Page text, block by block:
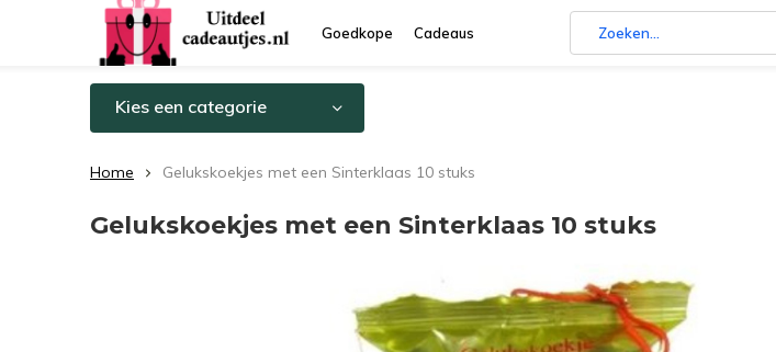
Goedkope Cadeaus
Kies een categorie
Home Gelukskoekjes met een Sinterklaas 10 stuks
Gelukskoekjes met een Sinterklaas 10 stuks